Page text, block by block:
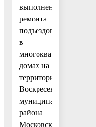
выполнением
ремонта
подъездов
в
многоквартирных
домах на
территории
Воскресенского
муниципального
района
Московской